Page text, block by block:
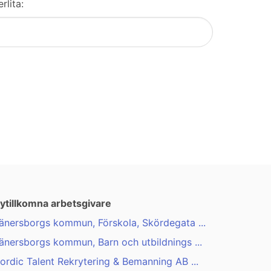
arbetsgivare
kommun, Förskola, Skördegata ...
kommun, Barn och utbildnings ...
Talent Rekrytering & Bemanning AB ...